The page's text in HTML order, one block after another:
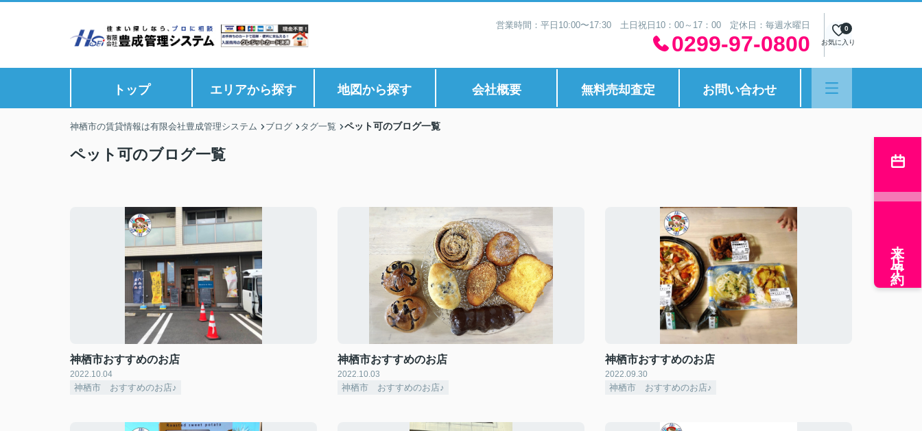
営業時間：平日10:00〜17:30 土日祝日10：00～17：00 定休日：毎週水曜日
0299-97-0800 お気に入り
0
トップ エリアから探す 地図から探す 会社概要 無料売却査定 お問い合わせ
神栖市の賃貸情報は有限会社豊成管理システム ブログ タグ一覧 ペット可のブログ一覧
ペット可のブログ一覧
神栖市おすすめのお店
2022.10.04
神栖市 おすすめのお店♪
神栖市おすすめのお店
2022.10.03
神栖市 おすすめのお店♪
神栖市おすすめのお店
2022.09.30
神栖市 おすすめのお店♪
来店予約